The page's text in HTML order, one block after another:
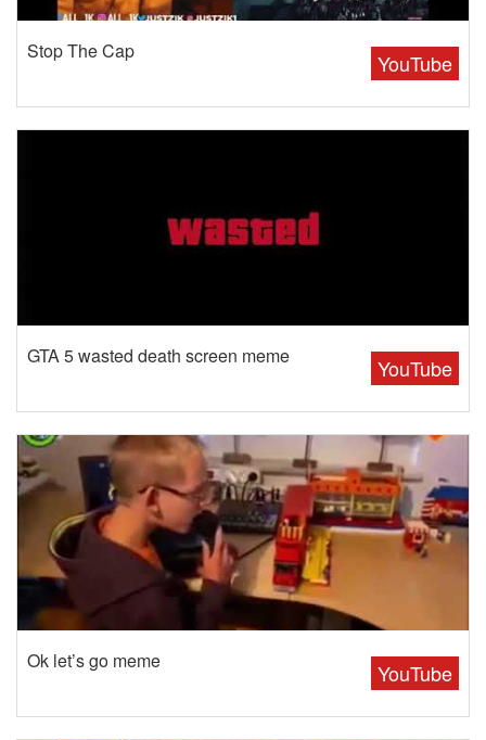
YouTube
Stop The Cap
YouTube
GTA 5 wasted death screen meme
YouTube
Ok let’s go meme